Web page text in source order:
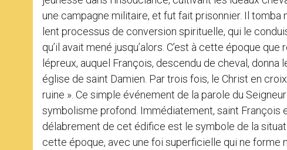
une campagne militaire, et fut fait prisonnier. Il
lent processus de conversion spirituelle, qui le
qu’il avait mené jusqu’alors. C’est à cette époque
lépreux, auquel François, descendu de cheval,
église de saint Damien. Par trois fois, le Christ en
ruine ». Ce simple événement de la parole du
symbolisme profond. Immédiatement, saint François
délabrement de cet édifice est le symbole de la
cette époque, avec une foi superficielle qui ne forme